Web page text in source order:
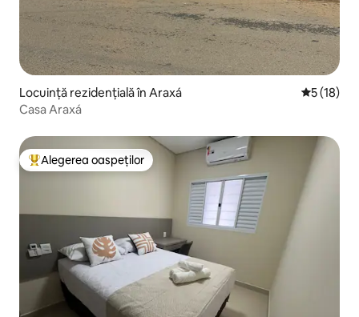
Locuință rezidențială în Araxá Scor
5 (18)
Casa Araxá
Locuință din topul categoriei Alegerea oaspeților
Alegerea oaspeților